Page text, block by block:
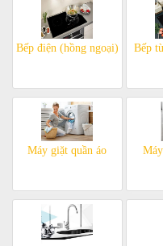
Bếp điện (hồng ngoại)
Bếp
Máy giặt quần áo